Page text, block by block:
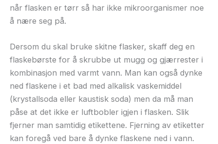
når flasken er tørr så har ikke mikroorganismer noe
å nære seg på.
Dersom du skal bruke skitne flasker, skaff deg en
flaskebørste for å skrubbe ut mugg og gjærrester i
kombinasjon med varmt vann. Man kan også dynke
ned flaskene i et bad med alkalisk vaskemiddel
(krystallsoda eller kaustisk soda) men da må man
påse at det ikke er luftbobler igjen i flasken. Slik
fjerner man samtidig etikettene. Fjerning av etiketter
kan foregå ved bare å dynke flaskene ned i vann.